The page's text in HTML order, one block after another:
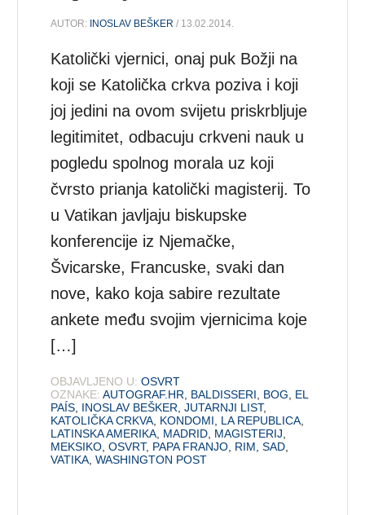
AUTOR: INOSLAV BEŠKER / 13.02.2014.
Katolički vjernici, onaj puk Božji na
koji se Katolička crkva poziva i koji
joj jedini na ovom svijetu priskrbljuje
legitimitet, odbacuju crkveni nauk u
pogledu spolnog morala uz koji
čvrsto prianja katolički magisterij. To
u Vatikan javljaju biskupske
konferencije iz Njemačke,
Švicarske, Francuske, svaki dan
nove, kako koja sabire rezultate
ankete među svojim vjernicima koje
[…]
OBJAVLJENO U: OSVRT
OZNAKE: AUTOGRAF.HR BALDISSERI BOG
EL
PAÍS INOSLAV BEŠKER ,JUTARNJI LIST,
KATOLIČKA CRKVA KONDOMI LA REPUBLICA
LATINSKA AMERIKA MADRID MAGISTERIJ
MEKSIKO ,OSVRT, PAPA FRANJO RIM ,SAD
VATIKA ,WASHINGTON POST